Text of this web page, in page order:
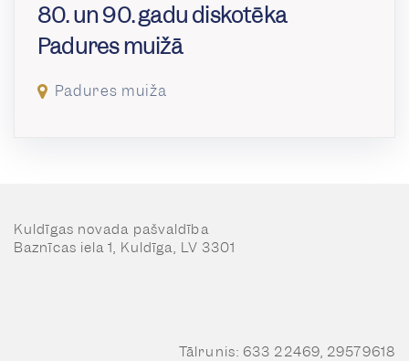
80. un 90. gadu diskotēka
Padures muižā
Padures muiža
Kuldīgas novada pašvaldība
Baznīcas iela 1, Kuldīga, LV 3301
Tālrunis: 633 22469, 29579618